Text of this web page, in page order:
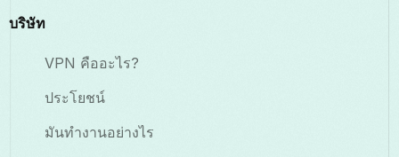
บริษัท
VPN คืออะไร?
ประโยชน์
มันทำงานอย่างไร